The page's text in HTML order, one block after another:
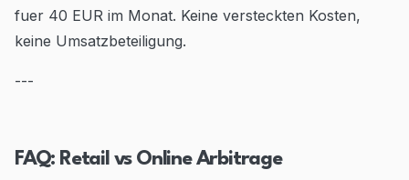
fuer 40 EUR im Monat. Keine versteckten Kosten,
keine Umsatzbeteiligung.
---
FAQ: Retail vs Online Arbitrage